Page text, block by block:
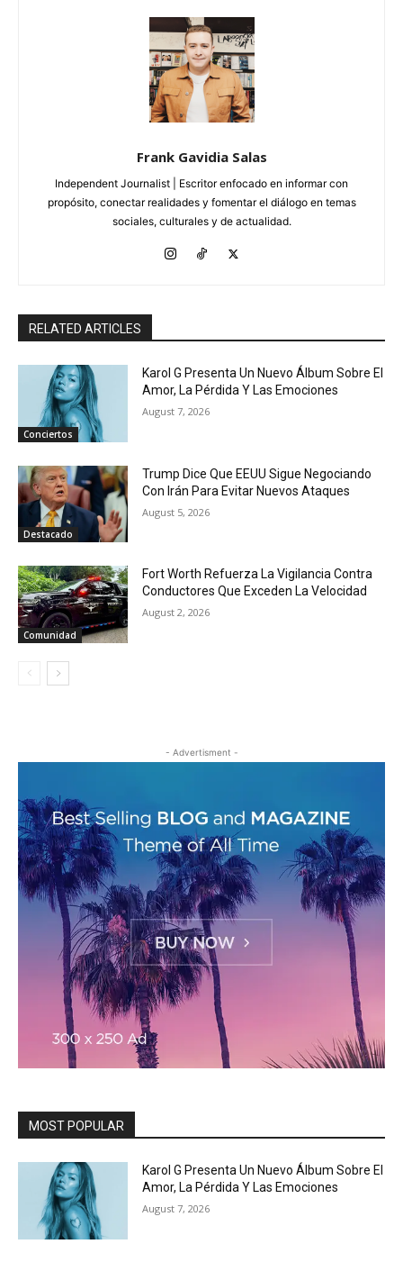
Frank Gavidia Salas
Independent Journalist | Escritor enfocado en informar con
propósito, conectar realidades y fomentar el diálogo en temas
sociales, culturales y de actualidad.
RELATED ARTICLES
Conciertos
Karol G Presenta Un Nuevo Álbum Sobre El
Amor, La Pérdida Y Las Emociones
August 7, 2026
Destacado
Trump Dice Que EEUU Sigue Negociando
Con Irán Para Evitar Nuevos Ataques
August 5, 2026
Comunidad
Fort Worth Refuerza La Vigilancia Contra
Conductores Que Exceden La Velocidad
August 2, 2026
- Advertisment -
MOST POPULAR
Karol G Presenta Un Nuevo Álbum Sobre El
Amor, La Pérdida Y Las Emociones
August 7, 2026